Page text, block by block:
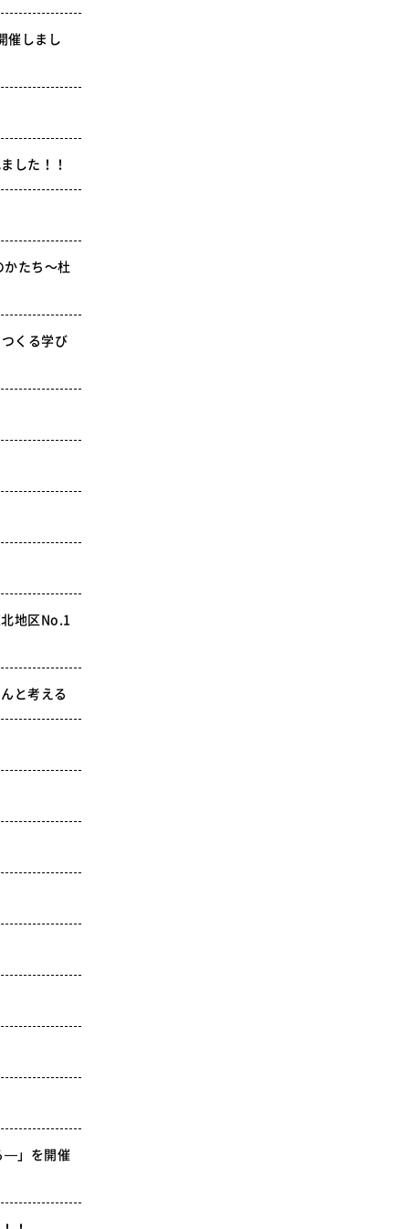
催しまし
した！！
かたち〜杜
くる学び
地区No.1
と考える
—」を開催